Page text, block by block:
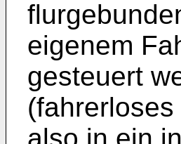
eigenem
gesteuert